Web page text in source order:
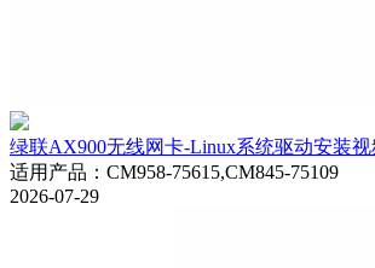
绿联AX900无线网卡-Linux系统驱动安装视
适用产品 ： CM958-75615,CM845-75109
2026-07-29